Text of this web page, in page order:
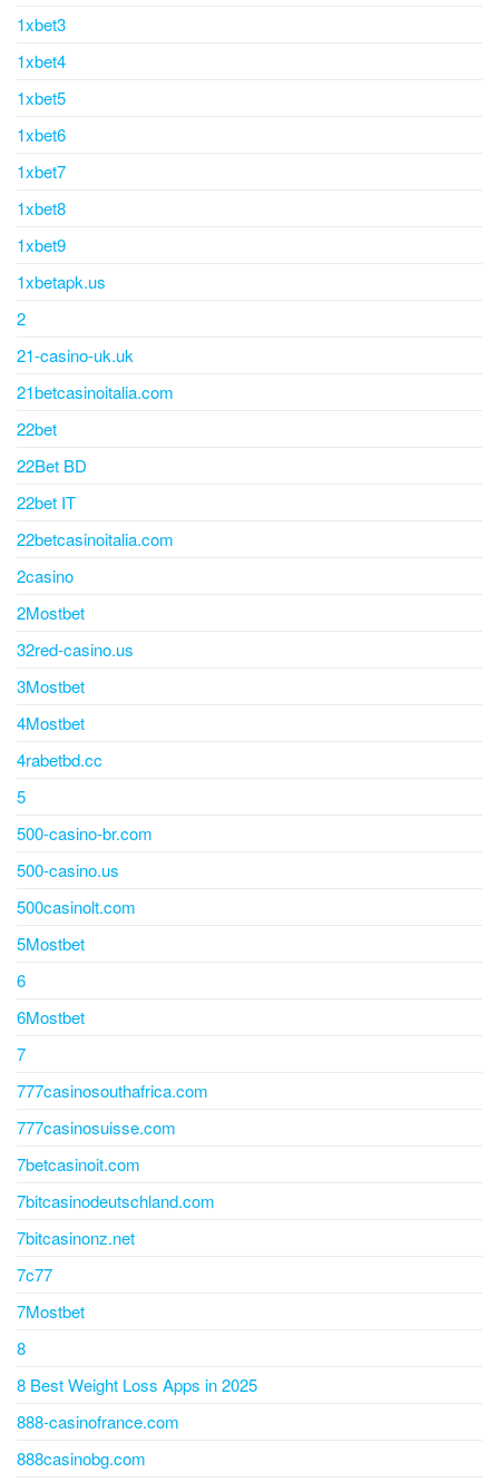
1xbet3
1xbet4
1xbet5
1xbet6
1xbet7
1xbet8
1xbet9
1xbetapk.us
2
21-casino-uk.uk
21betcasinoitalia.com
22bet
22Bet BD
22bet IT
22betcasinoitalia.com
2casino
2Mostbet
32red-casino.us
3Mostbet
4Mostbet
4rabetbd.cc
5
500-casino-br.com
500-casino.us
500casinolt.com
5Mostbet
6
6Mostbet
7
777casinosouthafrica.com
777casinosuisse.com
7betcasinoit.com
7bitcasinodeutschland.com
7bitcasinonz.net
7c77
7Mostbet
8
8 Best Weight Loss Apps in 2025
888-casinofrance.com
888casinobg.com